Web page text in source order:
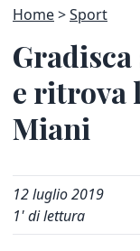
Home Sport
e ritrova
Miani
12 luglio 2019
1' di lettura